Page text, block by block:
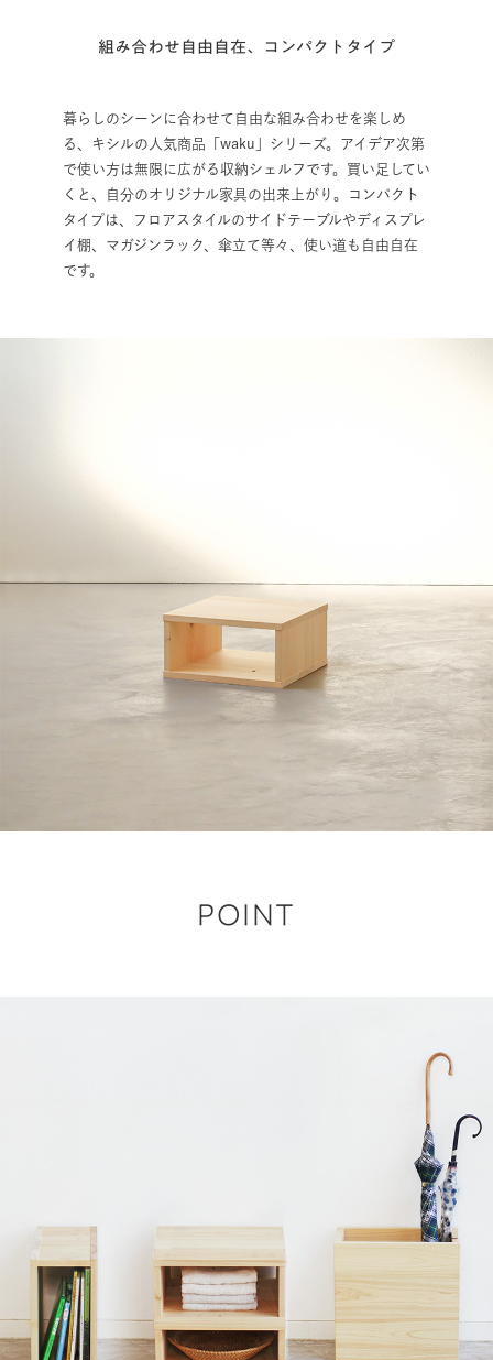
組み合わせ自由自在、コンパクトタイプ
暮らしのシーンに合わせて自由な組み合わせを楽しめ
る、キシルの人気商品「waku」シリーズ。アイデア次第
で使い方は無限に広がる収納シェルフです。買い足してい
くと、自分のオリジナル家具の出来上がり。コンパクト
タイプは、フロアスタイルのサイドテーブルやディスプレ
イ棚、マガジンラック、傘立て等々、使い道も自由自在
です。
POINT